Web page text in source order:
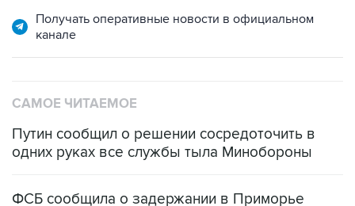
Путин сообщил о решении сосредоточить в
ФСБ сообщила о задержании в Приморье